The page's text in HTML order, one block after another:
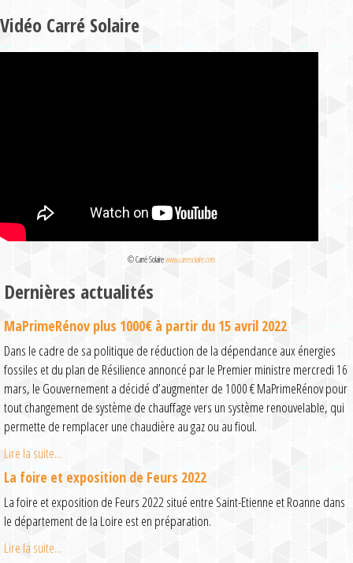
Vidéo Carré Solaire
© Carré Solairewww.carresolaire.com
Dernières actualités
MaPrimeRénov plus 1000€ à partir du 15 avril 2022
Dans le cadre de sa politique de réduction de la dépendance aux énergies
fossiles et du plan de Résilience annoncé par le Premier ministre mercredi 16
mars, le Gouvernement a décidé d’augmenter de 1000 € MaPrimeRénov pour
tout changement de système de chauffage vers un système renouvelable, qui
permette de remplacer une chaudière au gaz ou au fioul.
Lire la suite...
La foire et exposition de Feurs 2022
La foire et exposition de Feurs 2022 situé entre Saint-Etienne et Roanne dans
le département de la Loire est en préparation.
Lire la suite...